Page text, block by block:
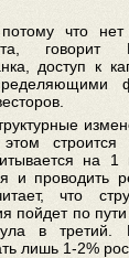
что
говорит
доступ к
строится
на 1
и проводить
что
пойдет по
в
лишь 1-2%